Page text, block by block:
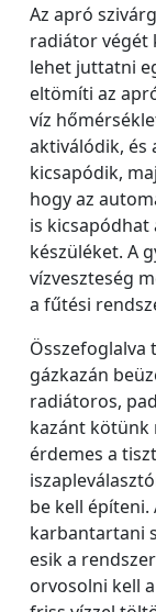
Az apró
radiátor végét
lehet juttatni
eltömíti az
víz
aktiválódik, és
kicsapódik,
hogy az
is
készüléket. A
vízveszteség
a fűtési
Összefoglalva
gázkazán
radiátoros,
kazánt kötünk
érdemes a
be kell építeni.
karbantartani
esik a
orvosolni kell